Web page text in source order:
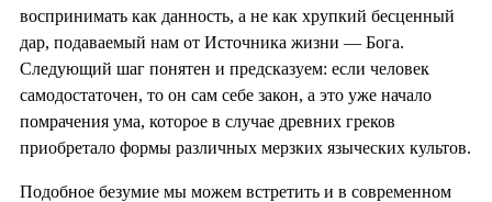
воспринимать как данность, а не как хрупкий бесценный
дар, подаваемый нам от Источника жизни — Бога.
Следующий шаг понятен и предсказуем: если человек
самодостаточен, то он сам себе закон, а это уже начало
помрачения ума, которое в случае древних греков
приобретало формы различных мерзких языческих культов.
Подобное безумие мы можем встретить и в современном